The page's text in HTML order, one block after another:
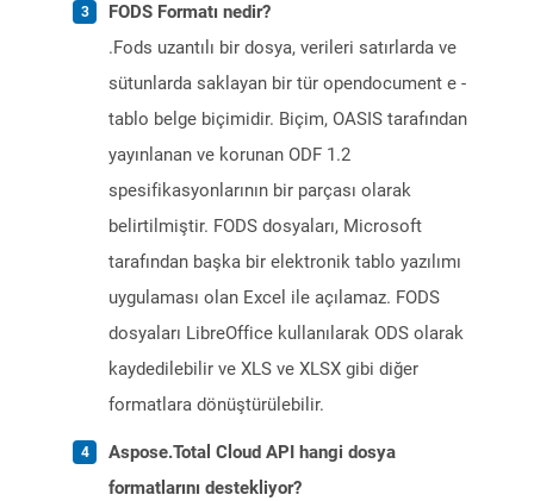
FODS Formatı nedir?
.Fods uzantılı bir dosya, verileri satırlarda ve
sütunlarda saklayan bir tür opendocument e -
tablo belge biçimidir. Biçim, OASIS tarafından
yayınlanan ve korunan ODF 1.2
spesifikasyonlarının bir parçası olarak
belirtilmiştir. FODS dosyaları, Microsoft
tarafından başka bir elektronik tablo yazılımı
uygulaması olan Excel ile açılamaz. FODS
dosyaları LibreOffice kullanılarak ODS olarak
kaydedilebilir ve XLS ve XLSX gibi diğer
formatlara dönüştürülebilir.
Aspose.Total Cloud API hangi dosya
formatlarını destekliyor?